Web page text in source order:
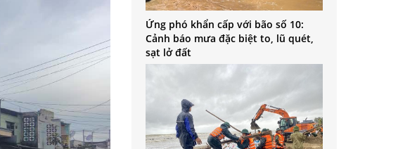
Ứng phó khẩn cấp với bão số 10:
Cảnh báo mưa đặc biệt to, lũ quét,
sạt lở đất